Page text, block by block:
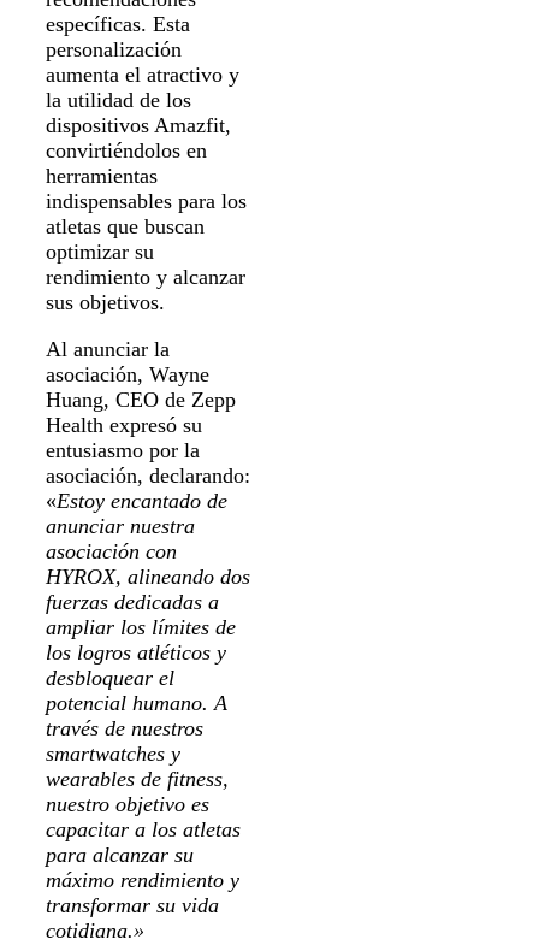
específicas. Esta
personalización
aumenta el atractivo y
la utilidad de los
dispositivos Amazfit,
convirtiéndolos en
herramientas
indispensables para los
atletas que buscan
optimizar su
rendimiento y alcanzar
sus objetivos.
Al anunciar la
asociación, Wayne
Huang, CEO de Zepp
Health expresó su
entusiasmo por la
asociación, declarando:
«Estoy encantado de
anunciar nuestra
asociación con
HYROX, alineando dos
fuerzas dedicadas a
ampliar los límites de
los logros atléticos y
desbloquear el
potencial humano. A
través de nuestros
smartwatches y
wearables de fitness,
nuestro objetivo es
capacitar a los atletas
para alcanzar su
máximo rendimiento y
transformar su vida
cotidiana.»